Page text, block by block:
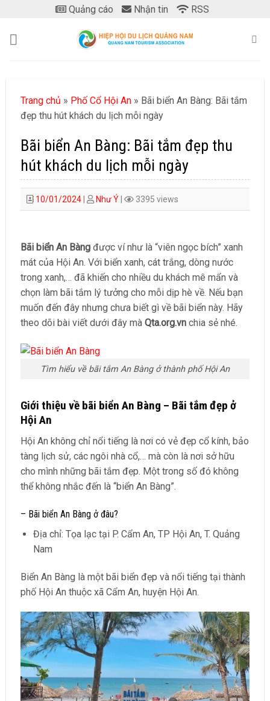
content
Quảng cáo Nhận tin RSS
Trang chủ » Phố Cổ Hội An» Bãi biển An Bàng: Bãi tắm
đẹp thu hút khách du lịch mỗi ngày
Bãi biển An Bàng: Bãi tắm đẹp thu
hút khách du lịch mỗi ngày
10/01/2024| Như Ý| 3395 views
Bãi biển An Bàng được ví như là “viên ngọc bích” xanh
mát của Hội An. Với biển xanh, cát trắng, dòng nước
trong xanh,… đã khiến cho nhiều du khách mê mẩn và
chọn làm bãi tắm lý tưởng cho mỗi dịp hè về. Nếu bạn
muốn đến đây nhưng chưa biết gì về bãi biển này. Hãy
theo dõi bài viết dưới đây mà Qta.org.vnchia sẻ nhé.
Tìm hiểu về bãi tắm An Bàng ở thành phố Hội An
Giới thiệu về bãi biển An Bàng – Bãi tắm đẹp ở
Hội An
Hội An không chỉ nổi tiếng là nơi có vẻ đẹp cổ kính, bảo
tàng lịch sử, các ngôi nhà cổ,… mà còn là nơi sở hữu
cho mình những bãi tắm đẹp. Một trong số đó không
thể không nhắc đến là “biển An Bàng”.
– Bãi biển An Bàng ở đâu?
Địa chỉ: Tọa lạc tại P. Cẩm An, TP Hội An, T. Quảng
Nam
Biển An Bàng là một bãi biển đẹp và nổi tiếng tại thành
phố Hội An thuộc xã Cẩm An, huyện Hội An.